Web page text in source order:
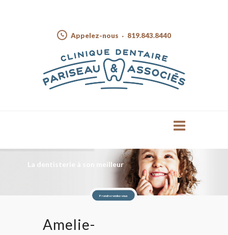
Appelez-nous 819.843.8440
La dentisterie à son meilleur
Prendre rendez-vous
Amelie-